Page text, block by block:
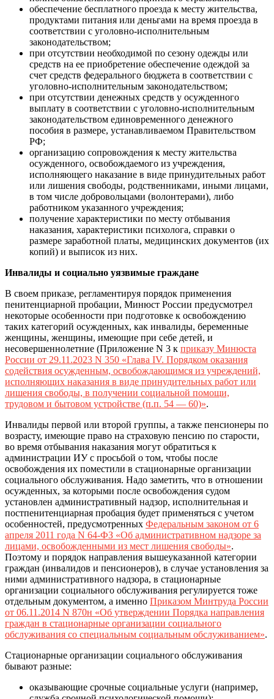
обеспечение бесплатного проезда к месту жительства,
продуктами питания или деньгами на время проезда в
соответствии с уголовно-исполнительным
законодательством;
при отсутствии необходимой по сезону одежды или
средств на ее приобретение обеспечение одеждой за
счет средств федерального бюджета в соответствии с
уголовно-исполнительным законодательством;
при отсутствии денежных средств у осужденного
выплату в соответствии с уголовно-исполнительным
законодательством единовременного денежного
пособия в размере, устанавливаемом Правительством
РФ;
организацию сопровождения к месту жительства
осужденного, освобождаемого из учреждения,
исполняющего наказание в виде принудительных работ
или лишения свободы, родственниками, иными лицами,
в том числе добровольцами (волонтерами), либо
работником указанного учреждения;
получение характеристики по месту отбывания
наказания, характеристики психолога, справки о
размере заработной платы, медицинских документов (их
копий) и выписок из них.
Инвалиды и социально уязвимые граждане
В своем приказе, регламентируя порядок применения
пенитенциарной пробации, Минюст России предусмотрел
некоторые особенности при подготовке к освобождению
таких категорий осужденных, как инвалиды, беременные
женщины, женщины, имеющие при себе детей, и
несовершеннолетние (Приложение N 3 к приказу Минюста
России от 29.11.2023 N 350 «Глава IV. Порядком оказания
содействия осужденным, освобождающимся из учреждений,
исполняющих наказания в виде принудительных работ или
лишения свободы, в получении социальной помощи,
трудовом и бытовом устройстве (п.п. 54 — 60)».
Инвалиды первой или второй группы, а также пенсионеры по
возрасту, имеющие право на страховую пенсию по старости,
во время отбывания наказания могут обратиться к
администрации ИУ с просьбой о том, чтобы после
освобождения их поместили в стационарные организации
социального обслуживания. Надо заметить, что в отношении
осужденных, за которыми после освобождения судом
установлен административный надзор, исполнительная и
постпенитенциарная пробация будет применяться с учетом
особенностей, предусмотренных Федеральным законом от 6
апреля 2011 года N 64-ФЗ «Об административном надзоре за
лицами, освобожденными из мест лишения свободы».
Поэтому и порядок направления вышеуказанной категории
граждан (инвалидов и пенсионеров), в случае установления за
ними административного надзора, в стационарные
организации социального обслуживания регулируется тоже
отдельным документом, а именно Приказом Минтруда России
от 06.11.2014 N 870н «Об утверждении Порядка направления
граждан в стационарные организации социального
обслуживания со специальным социальным обслуживанием».
Стационарные организации социального обслуживания
бывают разные:
оказывающие срочные социальные услуги (например,